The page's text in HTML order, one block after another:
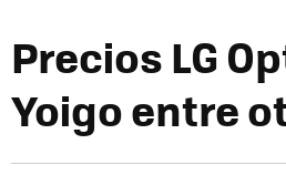
Precios LG
Yoigo entre